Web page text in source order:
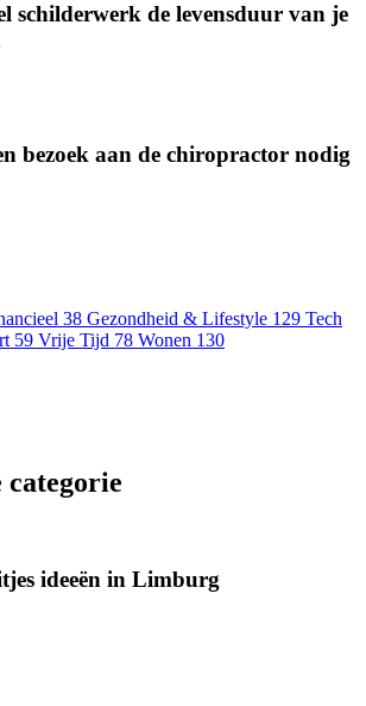
schilderwerk de levensduur van je
bezoek aan de chiropractor nodig
38 Gezondheid & Lifestyle 129 Tech
59 Vrije Tijd 78 Wonen 130
categorie
ideeën in Limburg